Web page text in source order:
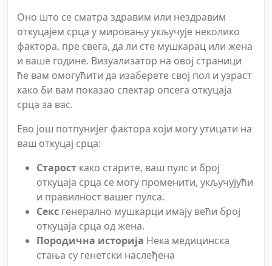
Оно што се сматра здравим или нездравим
откуцајем срца у мировању укључује неколико
фактора, пре свега, да ли сте мушкарац или жена
и ваше године. Визуализатор на овој страници
ће вам омогућити да изаберете свој пол и узраст
како би вам показао спектар опсега откуцаја
срца за вас.
Ево још потпунијег фактора који могу утицати на
ваш откуцај срца:
Старост како старите, ваш пулс и број
откуцаја срца се могу променити, укључујући
и правилност вашег пулса.
Секс генерално мушкарци имају већи број
откуцаја срца од жена.
Породична историја Нека медицинска
стања су генетски наслеђена